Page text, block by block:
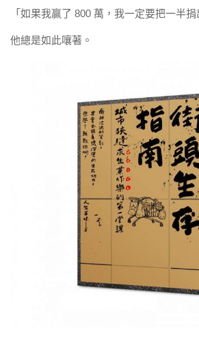
「如果我贏了 800 萬，我一定要把一半捐
他總是如此嚷著。